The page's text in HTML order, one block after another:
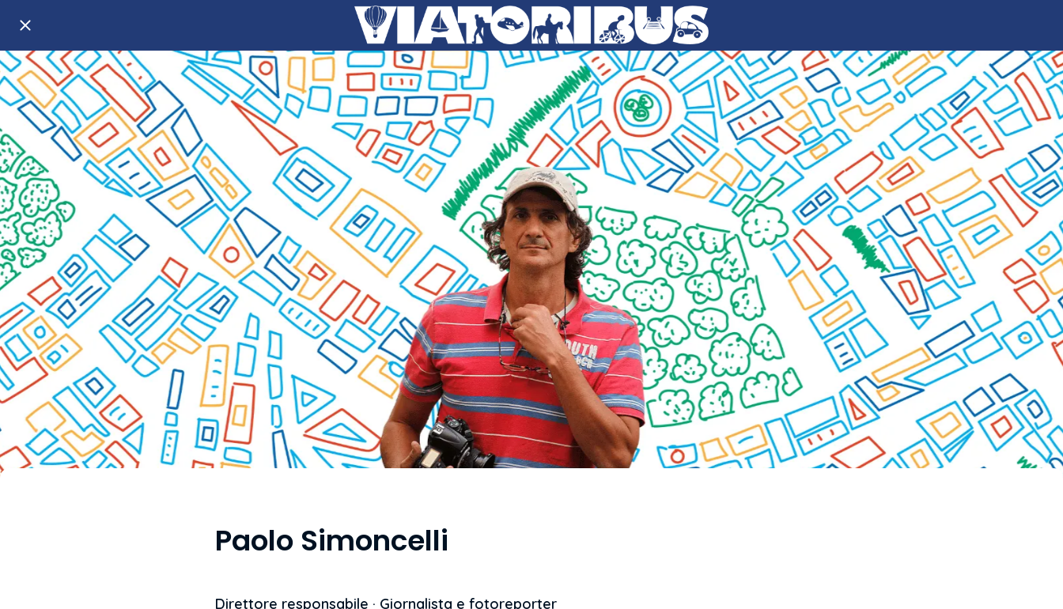
Paolo Simoncelli
Direttore responsabile · Giornalista e fotoreporter